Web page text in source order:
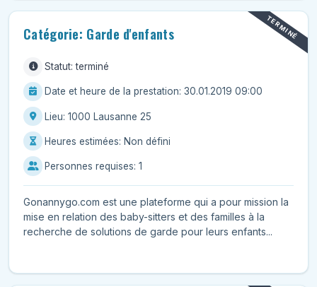
TERMINÉ
Catégorie: Garde d'enfants
Statut: terminé
Date et heure de la prestation: 30.01.2019 09:00
Lieu: 1000 Lausanne 25
Heures estimées: Non défini
Personnes requises: 1
Gonannygo.com est une plateforme qui a pour mission la
mise en relation des baby-sitters et des familles à la
recherche de solutions de garde pour leurs enfants...